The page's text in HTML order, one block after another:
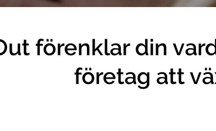
förenklar din
företag att